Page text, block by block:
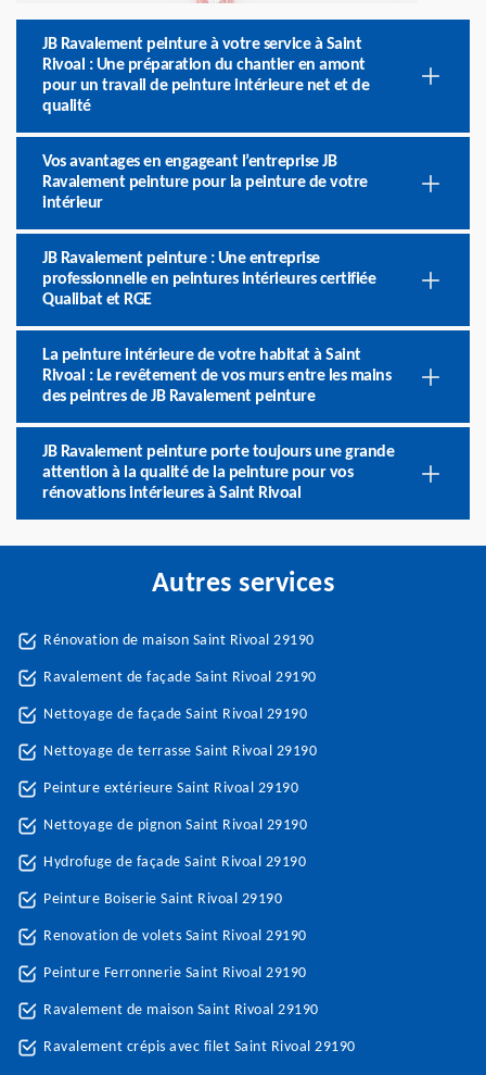
JB Ravalement peinture à votre service à Saint
Rivoal : Une préparation du chantier en amont
pour un travail de peinture intérieure net et de
qualité
Vos avantages en engageant l’entreprise JB
Ravalement peinture pour la peinture de votre
intérieur
JB Ravalement peinture : Une entreprise
professionnelle en peintures intérieures certifiée
Qualibat et RGE
La peinture intérieure de votre habitat à Saint
Rivoal : Le revêtement de vos murs entre les mains
des peintres de JB Ravalement peinture
JB Ravalement peinture porte toujours une grande
attention à la qualité de la peinture pour vos
rénovations intérieures à Saint Rivoal
Autres services
Rénovation de maison Saint Rivoal 29190
Ravalement de façade Saint Rivoal 29190
Nettoyage de façade Saint Rivoal 29190
Nettoyage de terrasse Saint Rivoal 29190
Peinture extérieure Saint Rivoal 29190
Nettoyage de pignon Saint Rivoal 29190
Hydrofuge de façade Saint Rivoal 29190
Peinture Boiserie Saint Rivoal 29190
Renovation de volets Saint Rivoal 29190
Peinture Ferronnerie Saint Rivoal 29190
Ravalement de maison Saint Rivoal 29190
Ravalement crépis avec filet Saint Rivoal 29190